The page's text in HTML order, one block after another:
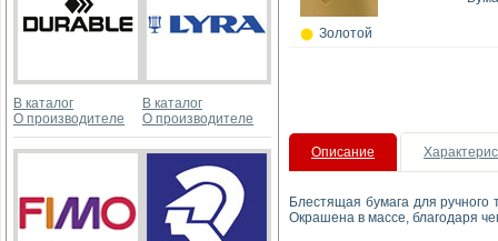
В каталог
О производителе
В каталог
О производителе
Золотой
Описание
Блестящая бумага для ручного
Окрашена в массе, благодаря